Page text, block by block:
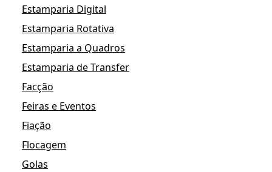
Estamparia Digital
Estamparia Rotativa
Estamparia a Quadros
Estamparia de Transfer
Facção
Feiras e Eventos
Fiação
Flocagem
Golas